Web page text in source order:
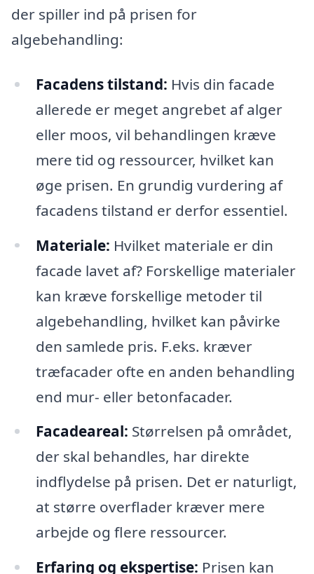
der spiller ind på prisen for
algebehandling:
Facadens tilstand: Hvis din facade
allerede er meget angrebet af alger
eller moos, vil behandlingen kræve
mere tid og ressourcer, hvilket kan
øge prisen. En grundig vurdering af
facadens tilstand er derfor essentiel.
Materiale: Hvilket materiale er din
facade lavet af? Forskellige materialer
kan kræve forskellige metoder til
algebehandling, hvilket kan påvirke
den samlede pris. F.eks. kræver
træfacader ofte en anden behandling
end mur- eller betonfacader.
Facadeareal: Størrelsen på området,
der skal behandles, har direkte
indflydelse på prisen. Det er naturligt,
at større overflader kræver mere
arbejde og flere ressourcer.
Erfaring og ekspertise: Prisen kan